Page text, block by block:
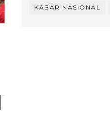
KABAR NASIONAL